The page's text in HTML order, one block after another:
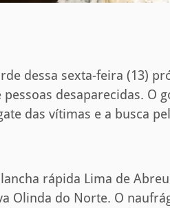
dessa sexta-feira (13)
desaparecidas. O
das vítimas e a busca
rápida Lima de
Olinda do Norte. O